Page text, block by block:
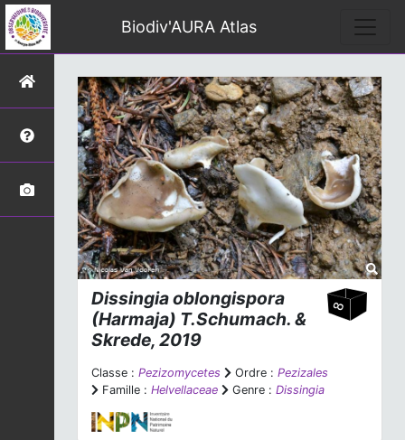
Biodiv'AURA Atlas
Dissingia oblongispora
(Harmaja) T.Schumach. &
Skrede, 2019
Classe : Pezizomycetes Ordre : Pezizales
Famille : Helvellaceae Genre : Dissingia